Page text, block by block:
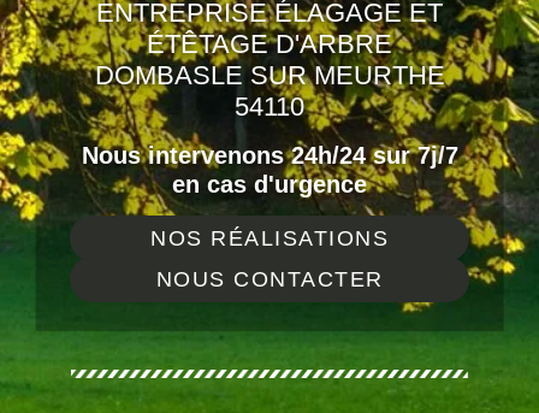
ENTREPRISE ÉLAGAGE ET
ÉTÊTAGE D'ARBRE
DOMBASLE SUR MEURTHE
54110
Nous intervenons 24h/24 sur 7j/7
en cas d'urgence
NOS RÉALISATIONS
NOUS CONTACTER